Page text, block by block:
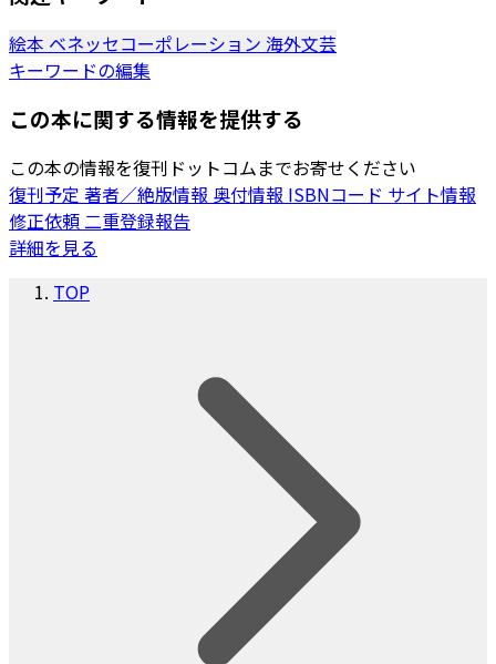
絵本 ベネッセコーポレーション 海外文芸
キーワードの編集
この本に関する情報を提供する
この本の情報を復刊ドットコムまでお寄せください
復刊予定 著者／絶版情報 奥付情報 ISBNコード サイト情報
修正依頼二重登録報告
詳細を見る
TOP